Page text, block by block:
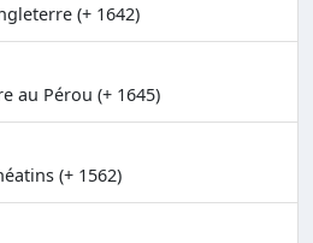
(+ 1642)
au Pérou (+ 1645)
(+ 1562)